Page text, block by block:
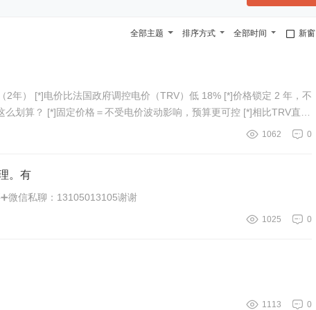
新窗
全部时间
排序方式
全部主题
年） [*]电价比法国政府调控电价（TRV）低 18% [*]价格锁定 2 年，不
划算？ [*]固定价格＝不受电价波动影响，预算更可控 [*]相比TRV直接
0
1062
。有
微信私聊：13105013105谢谢
0
1025
0
1113